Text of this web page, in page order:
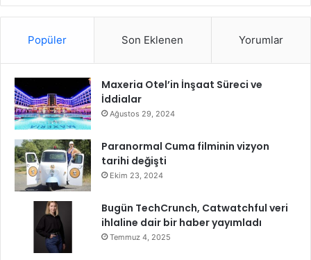
Popüler Son Eklenen Yorumlar
Maxeria Otel’in İnşaat Süreci ve
İddialar
Ağustos 29, 2024
Paranormal Cuma filminin vizyon
tarihi değişti
Ekim 23, 2024
Bugün TechCrunch, Catwatchful veri
ihlaline dair bir haber yayımladı
Temmuz 4, 2025